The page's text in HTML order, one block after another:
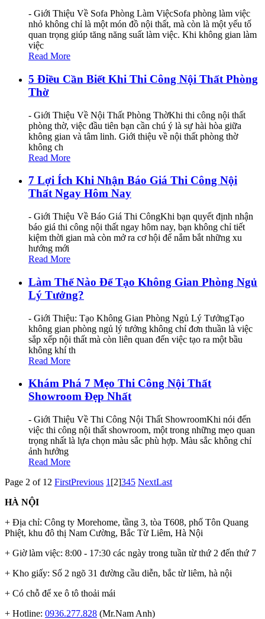
- Giới Thiệu Về Sofa Phòng Làm ViệcSofa phòng làm việc
nhỏ không chỉ là một món đồ nội thất, mà còn là một yếu tố
quan trọng giúp tăng năng suất làm việc. Khi không gian làm
việc
Read More
5 Điều Cần Biết Khi Thi Công Nội Thất Phòng
Thờ
- Giới Thiệu Về Nội Thất Phòng ThờKhi thi công nội thất
phòng thờ, việc đầu tiên bạn cần chú ý là sự hài hòa giữa
không gian và tâm linh. Giới thiệu về nội thất phòng thờ
không ch
Read More
7 Lợi Ích Khi Nhận Báo Giá Thi Công Nội
Thất Ngay Hôm Nay
- Giới Thiệu Về Báo Giá Thi CôngKhi bạn quyết định nhận
báo giá thi công nội thất ngay hôm nay, bạn không chỉ tiết
kiệm thời gian mà còn mở ra cơ hội để nắm bắt những xu
hướng mới
Read More
Làm Thế Nào Để Tạo Không Gian Phòng Ngủ
Lý Tưởng?
- Giới Thiệu: Tạo Không Gian Phòng Ngủ Lý TưởngTạo
không gian phòng ngủ lý tưởng không chỉ đơn thuần là việc
sắp xếp nội thất mà còn liên quan đến việc tạo ra một bầu
không khí th
Read More
Khám Phá 7 Mẹo Thi Công Nội Thất
Showroom Đẹp Nhất
- Giới Thiệu Về Thi Công Nội Thất ShowroomKhi nói đến
việc thi công nội thất showroom, một trong những mẹo quan
trọng nhất là lựa chọn màu sắc phù hợp. Màu sắc không chỉ
ảnh hưởng
Read More
Page 2 of 12 FirstPrevious 1 [2]345 NextLast
HÀ NỘI
+ Địa chỉ: Công ty Morehome, tầng 3, tòa T608, phố Tôn Quang
Phiệt, khu đô thị Nam Cường, Bắc Từ Liêm, Hà Nội
+ Giờ làm việc: 8:00 - 17:30 các ngày trong tuần từ thứ 2 đến thứ 7
+ Kho giấy: Số 2 ngõ 31 đường cầu diễn, bắc từ liêm, hà nội
+ Có chỗ để xe ô tô thoải mái
+ Hotline: 0936.277.828 (Mr.Nam Anh)